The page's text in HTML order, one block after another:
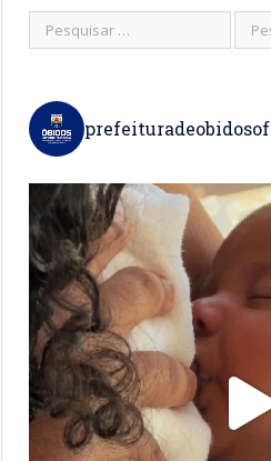
prefeituradeobidosof